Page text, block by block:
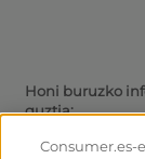
Honi buruzko
guztia: